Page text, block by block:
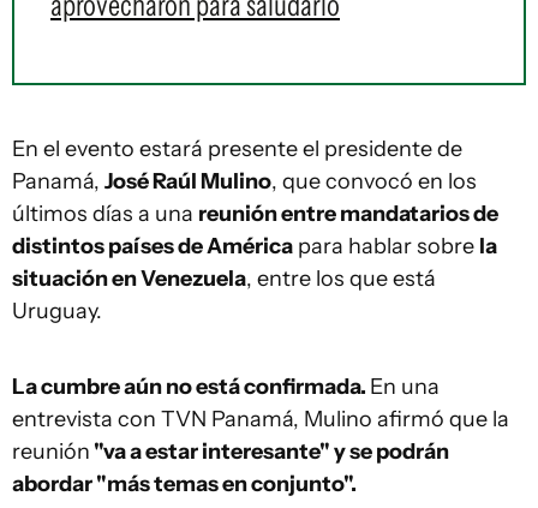
En el evento estará presente el presidente de
Panamá, José Raúl Mulino, que convocó en los
últimos días a una reunión entre mandatarios de
distintos países de América para hablar sobre la
situación en Venezuela, entre los que está
Uruguay.
La cumbre aún no está confirmada. En una
entrevista con TVN Panamá, Mulino afirmó que la
reunión "va a estar interesante" y se podrán
abordar "más temas en conjunto".